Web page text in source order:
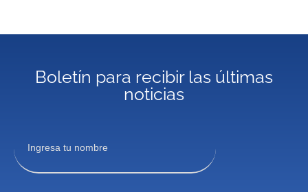
Boletín para recibir las últimas
noticias